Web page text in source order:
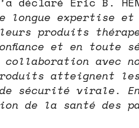
longue expertise et
leurs produits
et en toute
avec
atteignent
sécurité virale.
de la santé des